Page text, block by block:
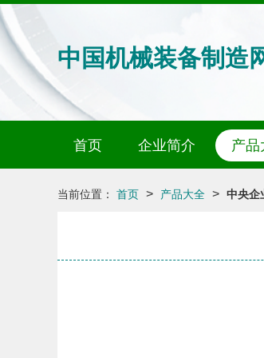
中国机械装备制造
首页 企业简介 产品
当前位置： 首页 > 产品大全 > 中央企